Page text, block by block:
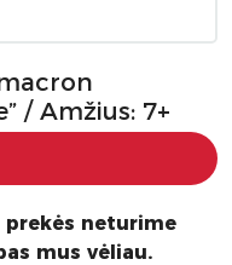
/ Amžius: 7+
neturime
mus vėliau.